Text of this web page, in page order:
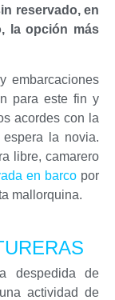
reservado, en
la opción más
embarcaciones
para este fin y
acordes con la
la novia.
libre, camarero
en barco por
mallorquina.
despedida de
actividad de